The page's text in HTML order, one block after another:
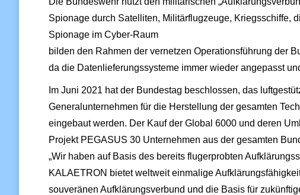
Spionage durch Satelliten, Militärflugzeuge, Kriegsschiffe,
Spionage im Cyber-Raum
bilden den Rahmen der vernetzen Operationsführung der
da die Datenlieferungssysteme immer wieder angepasst
Im Juni 2021 hat der Bundestag beschlossen, das
Generalunternehmen für die Herstellung der gesamten
eingebaut werden. Der Kauf der Global 6000 und deren
Projekt PEGASUS 30 Unternehmen aus der gesamten
„Wir haben auf Basis des bereits flugerprobten
KALAETRON bietet weltweit einmalige
souveränen Aufklärungsverbund und die Basis für